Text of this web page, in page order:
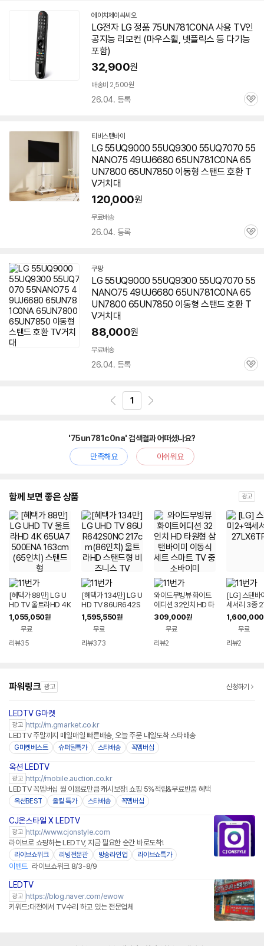
에이치제이씨씨오네
이
버
LG전자 LG 정품 75UN781C0NA사용 TV인
공지능 리모컨 (마우스휠, 넷플릭스 등 다기능
포함)
32,900원
배송비 2,500원
26.04. 등록
관
티비스탠바이네
이
버
페
LG 55UQ9000 55UQ9300 55UQ7070 55
NANO75 49UJ6680 65UN781C0NA 65
UN7800 65UN7850 이동형 스탠드 호환 T
V거치대
120,000원
무료배송
26.04. 등록
관
쿠팡
LG 55UQ9000 55UQ9300 55UQ7070 55
NANO75 49UJ6680 65UN781C0NA 65
UN7800 65UN7850 이동형 스탠드 호환 T
V거치대
88,000원
무료배송
26.04. 등록
관
1
'75un781c0na' 검색결과 어떠셨나요?
만족해요
아쉬워요
함께 보면 좋은 상품 광고
[혜택가 88만] LG U
HD TV 울트라HD 4K
65UA7500ENA 16
3cm(65인치) 스탠드
1,055,050원
무료
리뷰35
[혜택가 134만] LG U
HD TV 86UR642S
0NC 217cm(86인
치) 울트라HD 스탠드
형 비즈니스 TV
1,595,550원
무료
리뷰373
와이드무빙뷰 화이트
에디션 32인치 HD 타
원형 삼탠바이미 이동
식 세트 스마트 TV 중
소바이미
309,000원
무료
리뷰2
[LG] 스탠바
세서리 3종
PGAA
1,600,000
무료
리뷰2
파워링크 광고 신청하기
LEDTV G마켓
광고 http://m.gmarket.co.kr
LEDTV 주말까지 매일매일 빠른배송, 오늘 주문 내일도착 스타배송
G마켓베스트 슈퍼딜특가 스타배송 꼭멤버십
옥션 LEDTV
광고 http://mobile.auction.co.kr
LEDTV 꼭멤버십 월 이용료만큼 캐시보장! 쇼핑 5%적립&무료반품 혜택
옥션BEST 올킬 특가 스타배송 꼭멤버십
CJ온스타일 X LEDTV
광고 http://www.cjonstyle.com
라이브로 쇼핑하는 LEDTV, 지금 필요한 순간 바로도착!
라이브쇼위크 리빙전문관 방송라인업 라이브쇼특가
이벤트 라이브쇼위크 8/3-8/9
LEDTV
광고 https://blog.naver.com/ewow
키워드:대전에서 TV수리 하고 있는 전문업체